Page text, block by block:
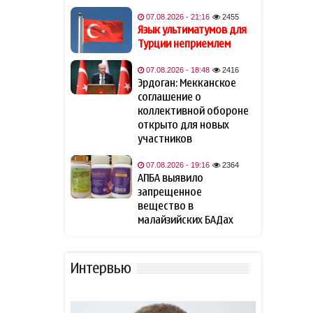
13:06
Зеленский встретился с
Вучичем
12:48
Премьер-министр Армении
Никол Пашинян позвонил
Президенту Азербайджана
Ильхаму Алиеву
Еще три дрона сбили на
подлете к Москве
12:29
Эми Карлон: Маршрут TRIPP
должен обеспечить
Азербайджану
беспрепятственный доступ
к Нахчывану
поддержку долгосрочного
07.08.2026 - 21:16 2455
Язык ультиматумов для
Турции неприемлем
07.08.2026 - 18:48 2416
Эрдоган: Мекканское
соглашение о
коллективной обороне
открыто для новых
участников
07.08.2026 - 19:16 2364
АПБА выявило
запрещенное
вещество в
малайзийских БАДах
Интервью